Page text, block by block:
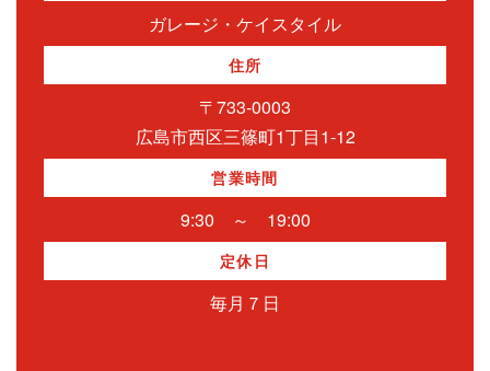
ガレージ・ケイスタイル
住所
〒733-0003
広島市西区三篠町1丁目1-12
営業時間
9:30 ～ 19:00
定休日
毎月７日